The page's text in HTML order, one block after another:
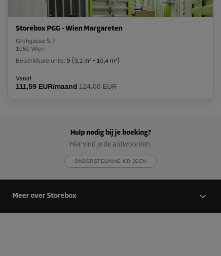
Storebox PGG - Wien Margareten
Grohgasse 5-7
1050 Wien
Beschikbare units: 9 ( 3,1 m² - 10,4 m²)
Vanaf
111,59 EUR/maand 124,00 EUR
Hulp nodig bij je boeking?
Hier vind je de antwoorden.
ONDERSTEUNING KRIJGEN
Meer over Storebox